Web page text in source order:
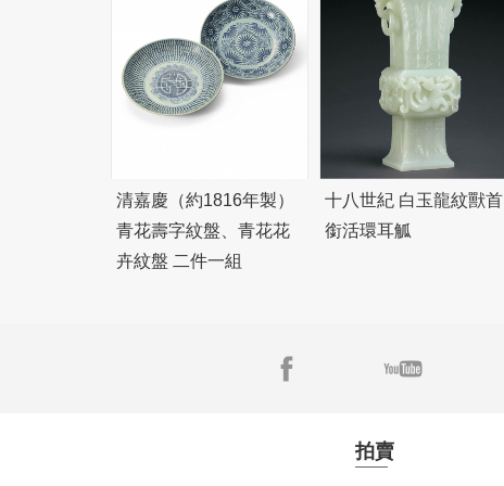
清嘉慶（約1816年製）
青花壽字紋盤、青花花
卉紋盤 二件一組
十八世紀 白玉龍紋獸首
銜活環耳觚
拍賣